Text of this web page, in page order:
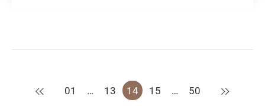
上一頁
01 … 13 14 15 … 50 下一頁